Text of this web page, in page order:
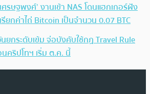
เศรษฐพงศ์’ งานเข้า NAS โดนแฮกเกอร์ฝัง
รียกค่าไถ่ Bitcoin เป็นจำนวน 0.07 BTC
ยกระดับเข้ม จ่อบังคับใช้กฏ Travel Rule
คริปโทฯ เริ่ม ต.ค. นี้